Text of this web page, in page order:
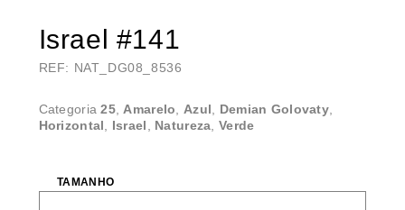
Israel #141
REF: NAT_DG08_8536
Categoria25, Amarelo Azul Demian Golovaty,
Horizontal
Israel Natureza Verde
TAMANHO